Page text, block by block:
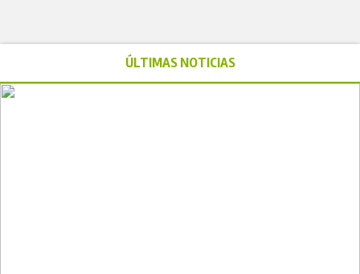
ÚLTIMAS NOTICIAS